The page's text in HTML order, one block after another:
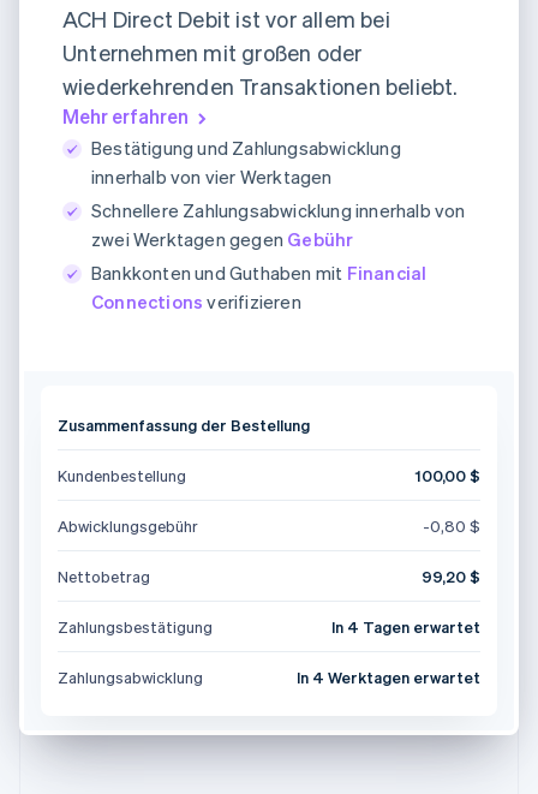
ACH Direct Debit ist vor allem bei
Unternehmen mit großen oder
wiederkehrenden Transaktionen beliebt.
Mehr erfahren
Bestätigung und Zahlungsabwicklung
innerhalb von vier Werktagen
Schnellere Zahlungsabwicklung innerhalb von
zwei Werktagen gegen Gebühr
Bankkonten und Guthaben mit Financial
Connections verifizieren
Zusammenfassung der Bestellung
Kundenbestellung 100,00 $
Abwicklungsgebühr -0,80 $
Nettobetrag 99,20 $
Zahlungs­bestätigung In 4 Tagen erwartet
Zahlungsabwicklung In 4 Werktagen erwartet